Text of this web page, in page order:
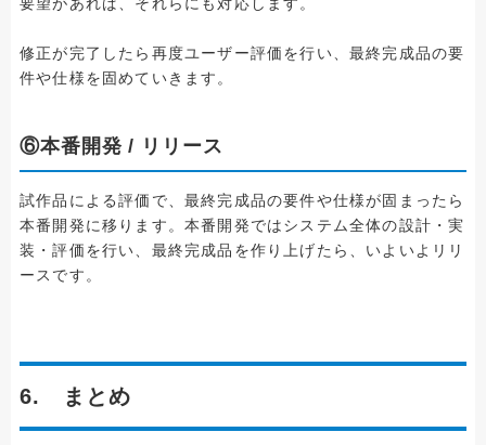
修正が完了したら再度ユーザー評価を行い、最終完成品の要
件や仕様を固めていきます。
⑥本番開発 / リリース
試作品による評価で、最終完成品の要件や仕様が固まったら
本番開発に移ります。本番開発ではシステム全体の設計・実
装・評価を行い、最終完成品を作り上げたら、いよいよリリ
ースです。
6. まとめ